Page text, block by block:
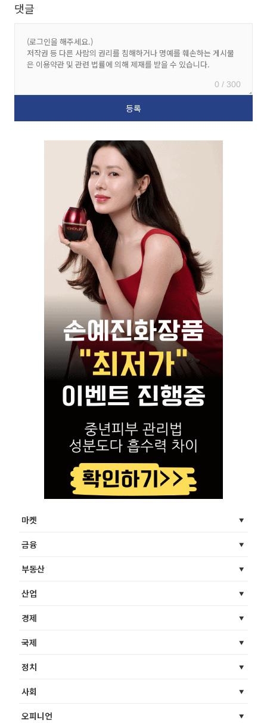
댓글
0 / 300
마켓
금융
부동산
산업
경제
국제
정치
사회
오피니언